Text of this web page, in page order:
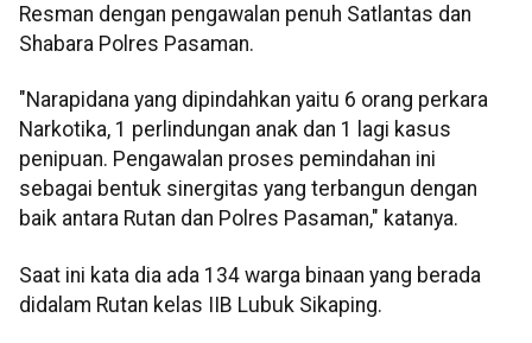
Resman dengan pengawalan penuh Satlantas dan
Shabara Polres Pasaman.
"Narapidana yang dipindahkan yaitu 6 orang perkara
Narkotika, 1 perlindungan anak dan 1 lagi kasus
penipuan. Pengawalan proses pemindahan ini
sebagai bentuk sinergitas yang terbangun dengan
baik antara Rutan dan Polres Pasaman," katanya.
Saat ini kata dia ada 134 warga binaan yang berada
didalam Rutan kelas IIB Lubuk Sikaping.